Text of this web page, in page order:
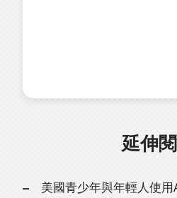
延伸
美國青少年與年輕人使